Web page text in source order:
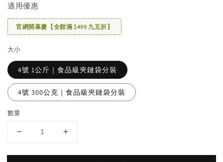
適用優惠
官網開幕慶【全館滿 $499 九五折】
大小
4號 1公斤｜食品級夾鏈袋分裝
4號 300公克｜食品級夾鏈袋分裝
數量